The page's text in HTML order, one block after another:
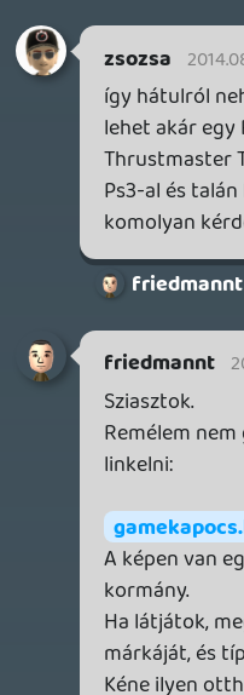
Sokat sírtok fiúk 🙂..
drag 2014.08.14 13:19:48
Ömm, az egy poén
Andras_01
he7edik 2014.08.14
Ja igen és néhány
2014.08.14 12:39:58#07ro6
1; Én az Evolve-ben
hogy mi is kötne le
keresztül.Az
játékból hogy 4-en
rendesen feltápolja
esélye ha nem akkor
pedig egy FPS-be
2;Az pedig hogy a
kitörő lelkesedés
finoman szólva is
oldalon is csak azok
a játékról akiknek ez a